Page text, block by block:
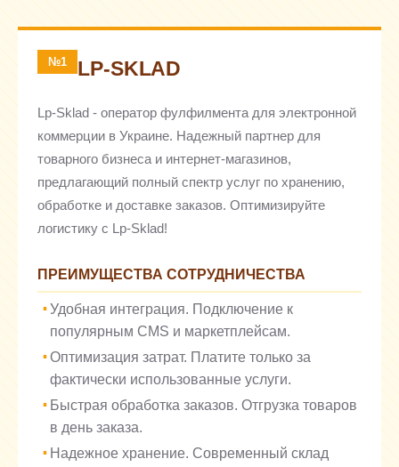
№1 LP-SKLAD
Lp-Sklad - оператор фулфилмента для электронной
коммерции в Украине. Надежный партнер для
товарного бизнеса и интернет-магазинов,
предлагающий полный спектр услуг по хранению,
обработке и доставке заказов. Оптимизируйте
логистику с Lp-Sklad!
ПРЕИМУЩЕСТВА СОТРУДНИЧЕСТВА
Удобная интеграция. Подключение к
популярным CMS и маркетплейсам.
Оптимизация затрат. Платите только за
фактически использованные услуги.
Быстрая обработка заказов. Отгрузка товаров
в день заказа.
Надежное хранение. Современный склад